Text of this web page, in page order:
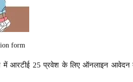
form
में आरटीई 25 प्रवेश के लिए ऑनलाइन आवेदन